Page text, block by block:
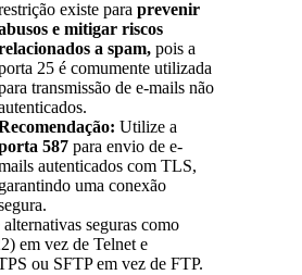
existe para prevenir
e mitigar riscos
a spam, pois a
25 é comumente utilizada
transmissão de e-mails não
Utilize a
587 para envio de e-
autenticados com TLS,
garantindo uma conexão
seguras como
em vez de Telnet e
ou SFTP em vez de FTP.